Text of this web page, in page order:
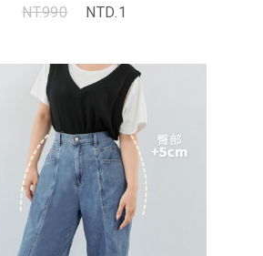
NT.990
NTD.1